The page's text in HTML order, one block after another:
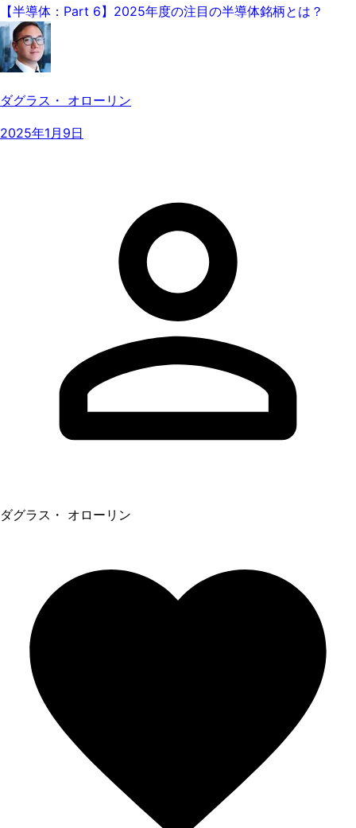
【半導体：Part 6】2025年度の注目の半導体銘柄とは？
ダグラス・ オローリン
2025年1月9日
ダグラス・ オローリン